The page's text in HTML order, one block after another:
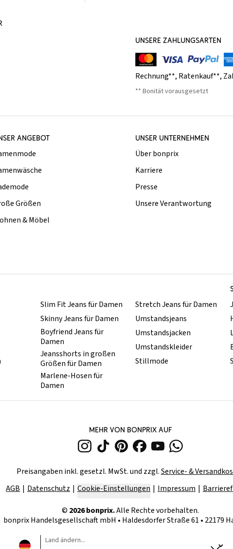
UNSERE ZAHLUNGSARTEN
Rechnung**, Ratenkauf**,
** Bonität vorausgesetzt
ANGEBOT
Größen
& Möbel
UNSER UNTERNEHMEN
Über bonprix
Karriere
Presse
Unsere Verantwortung
Slim Fit Jeans für Damen
Skinny Jeans für Damen
Boyfriend Jeans für
Damen
Jeansshorts in großen
Größen für Damen
Marlene-Hosen für
Damen
Stretch Jeans für Damen
Umstandsjeans
Umstandsjacken
Umstandskleider
Stillmode
MEHR VON BONPRIX AUF
Preisangaben inkl. gesetzl. MwSt. und zzgl.Service- &
AGB
Datenschutz Cookie-Einstellungen Impressum
© 2026bonprix.Alle Rechte vorbehalten.
bonprix Handelsgesellschaft mbH • Haldesdorfer Straße 61 • 22179
Land ändern...